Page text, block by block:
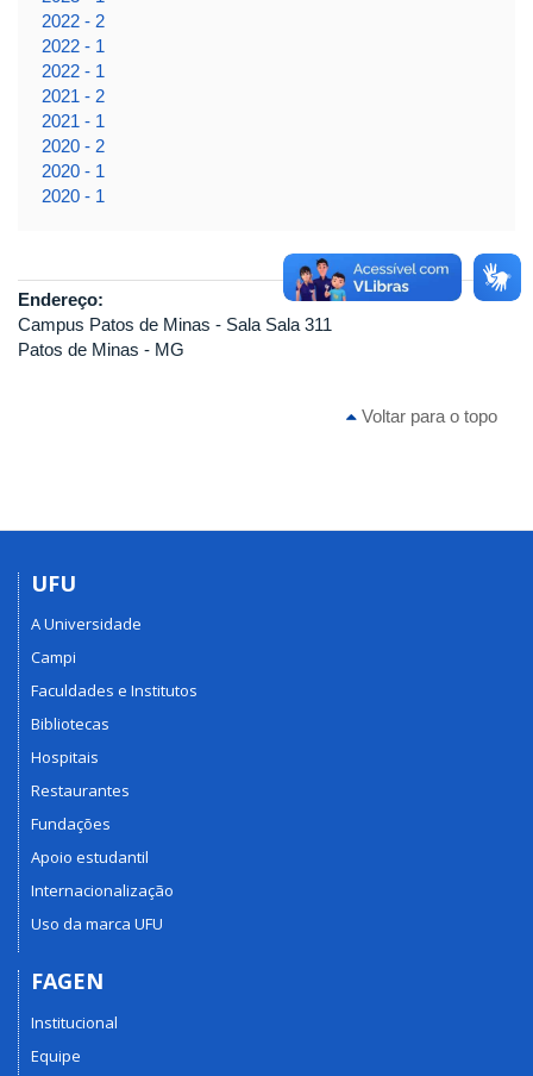
2022 - 2
2022 - 1
2022 - 1
2021 - 2
2021 - 1
2020 - 2
2020 - 1
2020 - 1
Endereço:
Campus Patos de Minas - Sala Sala 311
Patos de Minas - MG
Voltar para o topo
UFU
A Universidade
Campi
Faculdades e Institutos
Bibliotecas
Hospitais
Restaurantes
Fundações
Apoio estudantil
Internacionalização
Uso da marca UFU
FAGEN
Institucional
Equipe